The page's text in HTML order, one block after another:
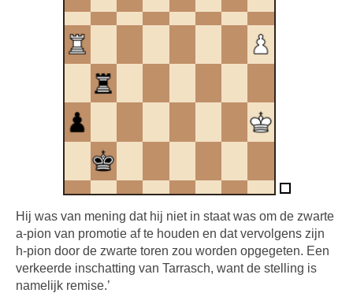
Hij was van mening dat hij niet in staat was om de zwarte
a-pion van promotie af te houden en dat vervolgens zijn
h-pion door de zwarte toren zou worden opgegeten. Een
verkeerde inschatting van Tarrasch, want de stelling is
namelijk remise.’